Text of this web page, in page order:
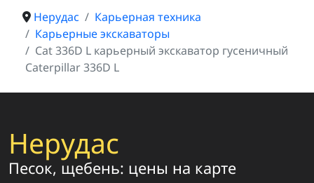
Нерудас
Карьерная техника
Карьерные экскаваторы
Cat 336D L карьерный экскаватор гусеничный
Caterpillar 336D L
Нерудас
Песок, щебень: цены на карте